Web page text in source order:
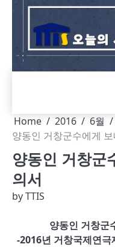
Skip
content
Home 2016
6월
양동인 거창군수에게
양동인 거창군
의서
byTTIS
양동인 거창군
-2016년 거창국제연